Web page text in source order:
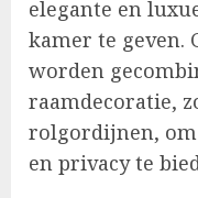
elegante en
kamer te geven.
worden
raamdecoratie,
rolgordijnen,
en privacy te